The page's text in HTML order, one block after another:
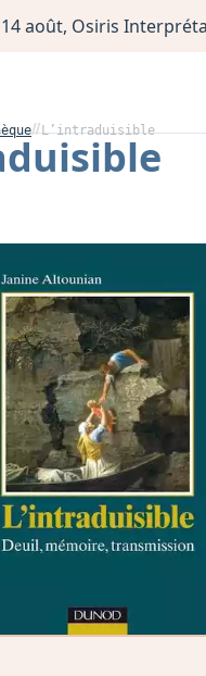
août, Osiris
L’intraduisible